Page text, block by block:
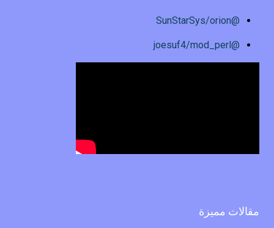
@SunStarSys/orion
@joesuf4/mod_perl
مقالات مميزة